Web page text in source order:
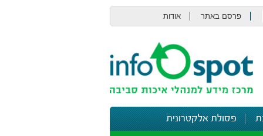
פרסם באתר אודות
פסולת אלקטרונית